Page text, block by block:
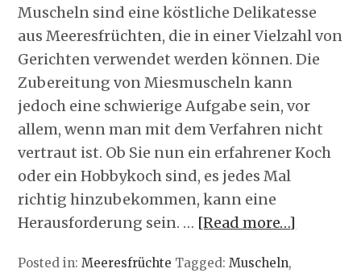
Muscheln sind eine köstliche Delikatesse
aus Meeresfrüchten, die in einer Vielzahl von
Gerichten verwendet werden können. Die
Zubereitung von Miesmuscheln kann
jedoch eine schwierige Aufgabe sein, vor
allem, wenn man mit dem Verfahren nicht
vertraut ist. Ob Sie nun ein erfahrener Koch
oder ein Hobbykoch sind, es jedes Mal
richtig hinzubekommen, kann eine
Herausforderung sein. … [Read more…]
Posted in:Meeresfrüchte Tagged:Muscheln,